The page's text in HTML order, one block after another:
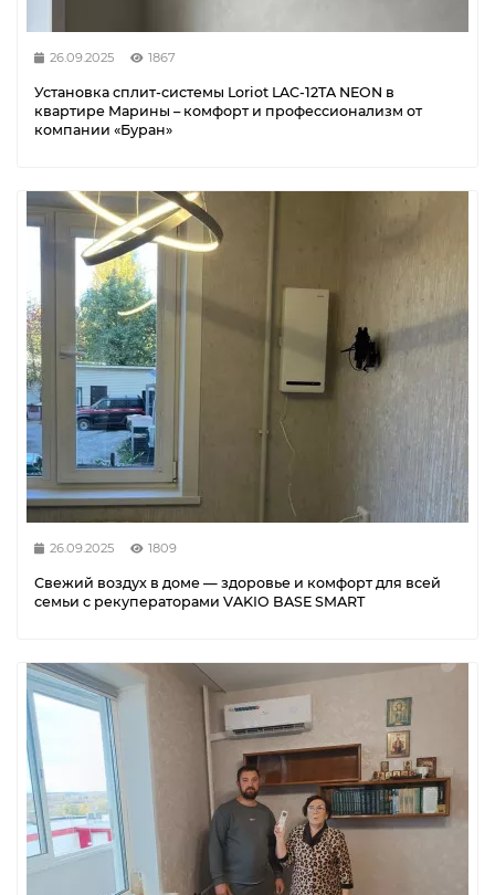
26.09.2025 1867
Установка сплит-системы Loriot LAC-12TA NEON в
квартире Марины – комфорт и профессионализм от
компании «Буран»
26.09.2025 1809
Свежий воздух в доме — здоровье и комфорт для всей
семьи с рекуператорами VAKIO BASE SMART